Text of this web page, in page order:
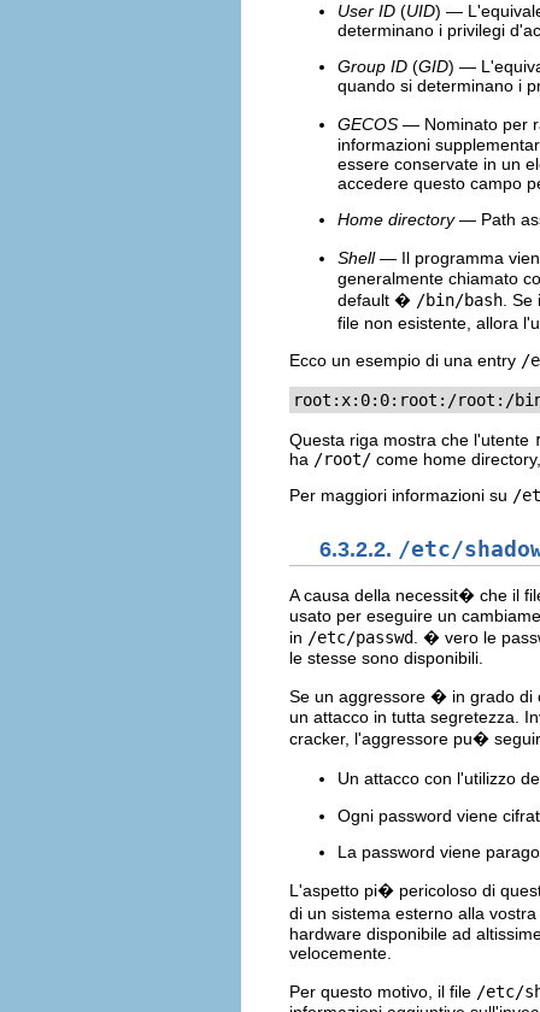
User ID (UID) —
determinano i privilegi
Group ID (GID) —
quando si determinano i
GECOS — Nominato per
informazioni
essere conservate in un
accedere questo campo
Home directory— Path
Shell— Il programma
generalmente chiamato
default � /bin/bash .
file non esistente, allora
Ecco un esempio di una entry /
root:x:0:0:root:/root:/
Questa riga mostra che l'utente
ha /root/ come home
Per maggiori informazioni su /
6.3.2.2. /etc/
A causa della necessit� che il
usato per eseguire un
in /etc/passwd
. � vero le
le stesse sono disponibili.
Se un aggressore � in grado di
un attacco in tutta segretezza.
cracker, l'aggressore pu�
Un attacco con l'utilizzo
Ogni password viene
La password viene
L'aspetto pi� pericoloso di
di un sistema esterno alla
hardware disponibile ad
velocemente.
Per questo motivo, il file /etc/